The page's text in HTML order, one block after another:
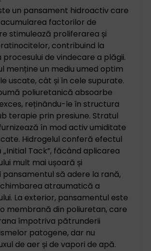
un pansament hidroactiv care
factorilor de
stimulează proliferarea și
contribuind la
de vindecare a plăgii.
menține un mediu umed optim
uscate, cât și în cele supurate.
poliuretanică absoarbe
reținându-le în structura
terapie prin presiune. Stratul
în mod activ umiditate
Hidrogelul conferă efectul
Tack”, făcând aplicarea
mult mai ușoară și
să adere la rană,
atraumatică a
La exterior, pansamentul este
membrană din poliuretan, care
împotriva pătrunderii
patogene, dar nu
de aer și de vapori de apă.